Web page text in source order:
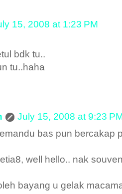
15, 2008 at 1:23 PM
bdk tu..
tu..haha
July 15, 2008 at 9:23
bas pun bercakap
well hello.. nak
bayang u gelak